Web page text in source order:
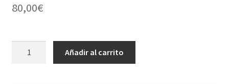
80,00€
Añadir al carrito